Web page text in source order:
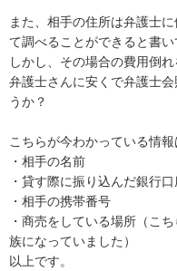
また、相手の住所は弁護士
て調べることができると書い
しかし、その場合の費用倒れ
弁護士さんに安くで弁護士
うか？
こちらが今わかっている情報
・相手の名前
・貸す際に振り込んだ銀行口
・相手の携帯番号
・商売をしている場所（こ
族になっていました）
以上です。